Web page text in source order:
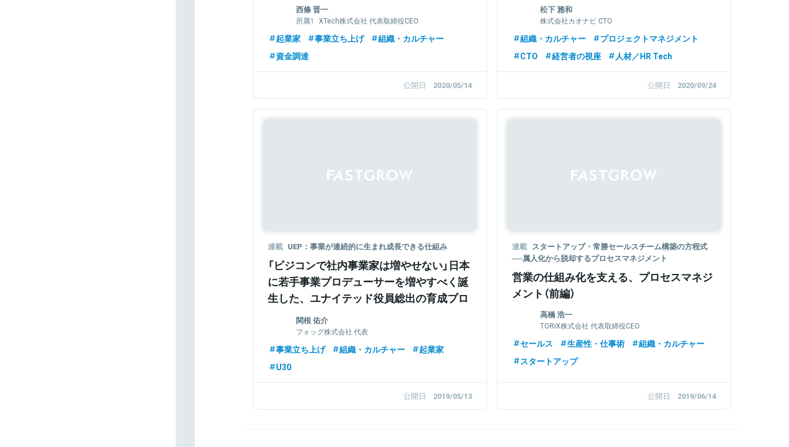
西條 晋一
XTech株式会社 代表取締役CEO
XTech Ventures株式会社 代表パートナ
ー
起業家 事業立ち上げ
組織・カルチャー
資金調達
公開日 2020/05/14
松下 雅和
株式会社カオナビ CTO
組織・カルチャー
プロジェクトマネジメント
CTO
経営者の視座 人材／HR Tech
公開日 2020/09/24
連載 UEP：事業が連続的に生まれ成長できる仕組み
「ビジコンで社内事業家は増やせない」日本
に若手事業プロデューサーを増やすべく誕
生した、ユナイテッド役員総出の育成プロ
グラムとは
関根 佑介
フォッグ株式会社 代表
事業立ち上げ 組織・カルチャー
起業家
U30
公開日 2019/05/13
連載 スタートアップ・常勝セールスチーム構築の方程式
──属人化から脱却するプロセスマネジメント
営業の仕組み化を支える、プロセスマネジ
メント（前編）
高橋 浩一
TORiX株式会社 代表取締役CEO
セールス 生産性・仕事術
組織・カルチャー
スタートアップ
公開日 2019/06/14